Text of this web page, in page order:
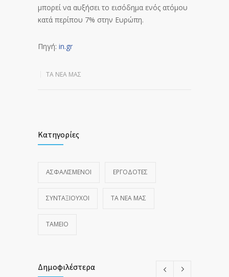
μπορεί να αυξήσει το εισόδημα ενός ατόμου
κατά περίπου 7% στην Ευρώπη.
Πηγή: in.gr
ΤΑ ΝΈΑ ΜΑΣ
Κατηγορίες
ΑΣΦΑΛΙΣΜΕΝΟΙ ΕΡΓΟΔΟΤΕΣ
ΣΥΝΤΑΞΙΟΥΧΟΙ ΤΑ ΝΈΑ ΜΑΣ
ΤΑΜΕΙΟ
Δημοφιλέστερα